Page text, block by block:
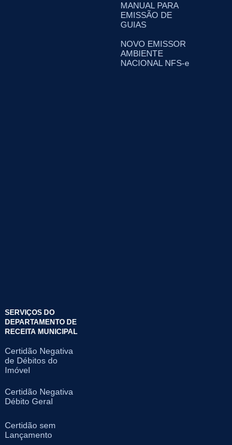
MANUAL PARA
EMISSÃO DE
GUIAS
NOVO EMISSOR
AMBIENTE
NACIONAL NFS-e
SERVIÇOS DO
DEPARTAMENTO DE
RECEITA MUNICIPAL
Certidão Negativa
de Débitos do
Imóvel
Certidão Negativa
Débito Geral
Certidão sem
Lançamento